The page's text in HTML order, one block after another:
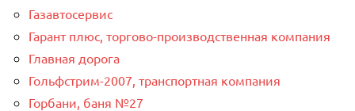
Газавтосервис
Гарант плюс, торгово-производственная компания
Главная дорога
Гольфстрим-2007, транспортная компания
Горбани, баня №27